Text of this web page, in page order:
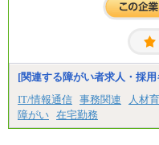
※経験、能
※自己成長
※別途、
[関連する障がい者求人・採
IT/情報通信 事務関連 人材
障がい 在宅勤務